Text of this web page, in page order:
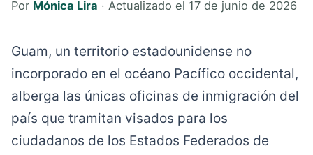
Por Mónica Lira · Actualizado el 17 de junio de 2026
Guam, un territorio estadounidense no
incorporado en el océano Pacífico occidental,
alberga las únicas oficinas de inmigración del
país que tramitan visados para los
ciudadanos de los Estados Federados de